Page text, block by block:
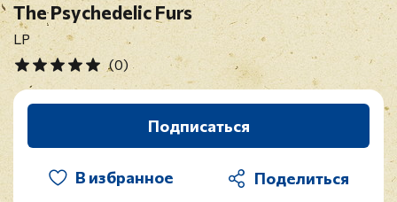
The Psychedelic Furs
LP
(0)
Подписаться
В избранное